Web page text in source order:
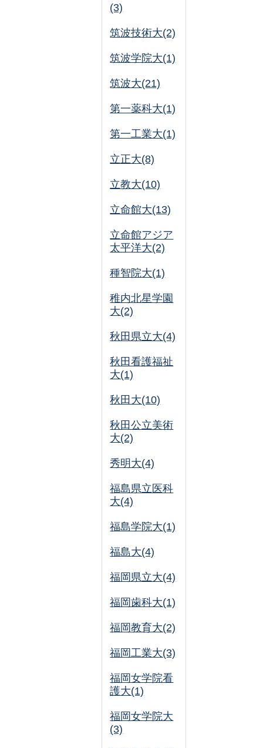
(3)
筑波技術大(2)
筑波学院大(1)
筑波大(21)
第一薬科大(1)
第一工業大(1)
立正大(8)
立教大(10)
立命館大(13)
立命館アジア
太平洋大(2)
種智院大(1)
稚内北星学園
大(2)
秋田県立大(4)
秋田看護福祉
大(1)
秋田大(10)
秋田公立美術
大(2)
秀明大(4)
福島県立医科
大(4)
福島学院大(1)
福島大(4)
福岡県立大(4)
福岡歯科大(1)
福岡教育大(2)
福岡工業大(3)
福岡女学院看
護大(1)
福岡女学院大
(3)